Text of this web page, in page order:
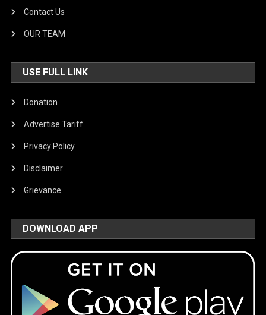
Contact Us
OUR TEAM
USE FULL LINK
Donation
Advertise Tariff
Privacy Policy
Disclaimer
Grievance
DOWNLOAD APP